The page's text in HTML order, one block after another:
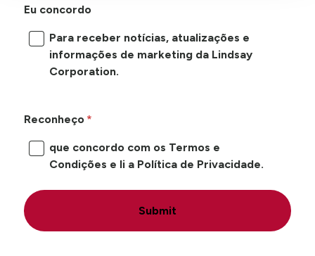
Eu concordo
Para receber notícias, atualizações e
informações de marketing da Lindsay
Corporation.
Reconheço
que concordo com os Termos e
Condições e li a Política de Privacidade.
Submit